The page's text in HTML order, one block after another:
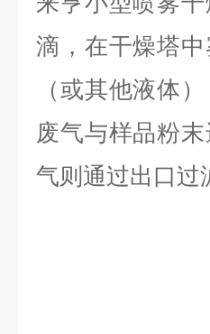
滴，在干燥塔
（或其他液体
废气与样品粉
气则通过出口过